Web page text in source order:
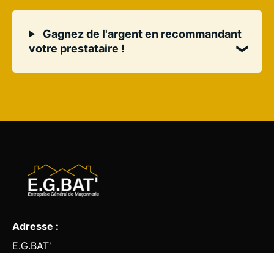
Gagnez de l'argent en recommandant
votre prestataire !
Adresse :
E.G.BAT'